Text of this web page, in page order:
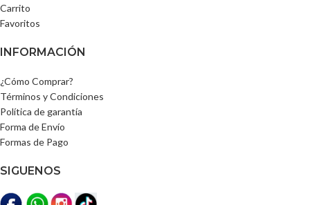
Carrito
Favoritos
INFORMACIÓN
¿Cómo Comprar?
Términos y Condiciones
Política de garantía
Forma de Envío
Formas de Pago
SIGUENOS